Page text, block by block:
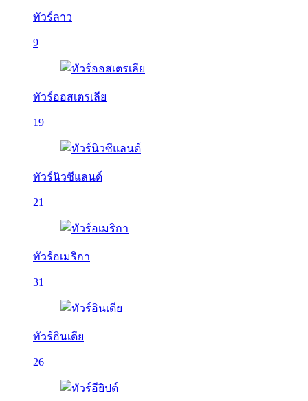
ทัวร์ลาว
9
ทัวร์ออสเตรเลีย
19
ทัวร์นิวซีแลนด์
21
ทัวร์อเมริกา
31
ทัวร์อินเดีย
26